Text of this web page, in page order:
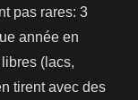
pas rares: 3
année en
(lacs,
tirent avec des